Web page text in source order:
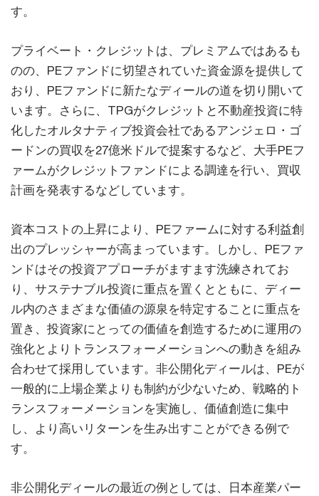
す。
プライベート・クレジットは、プレミアムではあるも
のの、PEファンドに切望されていた資金源を提供して
おり、PEファンドに新たなディールの道を切り開いて
います。さらに、TPGがクレジットと不動産投資に特
化したオルタナティブ投資会社であるアンジェロ・ゴ
ードンの買収を27億米ドルで提案するなど、大手PEフ
ァームがクレジットファンドによる調達を行い、買収
計画を発表するなどしています。
資本コストの上昇により、PEファームに対する利益創
出のプレッシャーが高まっています。しかし、PEファ
ンドはその投資アプローチがますます洗練されてお
り、サステナブル投資に重点を置くとともに、ディー
ル内のさまざまな価値の源泉を特定することに重点を
置き、投資家にとっての価値を創造するために運用の
強化とよりトランスフォーメーションへの動きを組み
合わせて採用しています。非公開化ディールは、PEが
一般的に上場企業よりも制約が少ないため、戦略的ト
ランスフォーメーションを実施し、価値創造に集中
し、より高いリターンを生み出すことができる例で
す。
非公開化ディールの最近の例としては、日本産業パー